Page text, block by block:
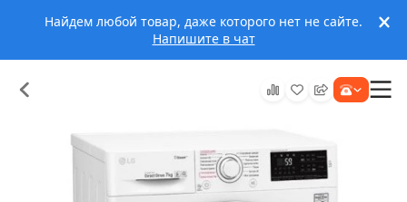
Найдем любой товар, даже которого нет не сайте.
Напишите в чат